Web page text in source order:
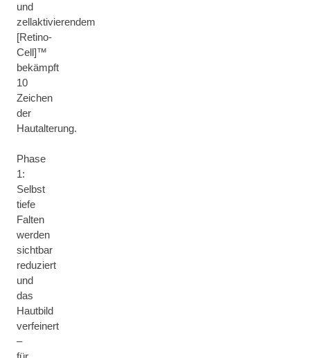
und
zellaktivierendem
[Retino-
Cell]™
bekämpft
10
Zeichen
der
Hautalterung.
Phase
1:
Selbst
tiefe
Falten
werden
sichtbar
reduziert
und
das
Hautbild
verfeinert
–